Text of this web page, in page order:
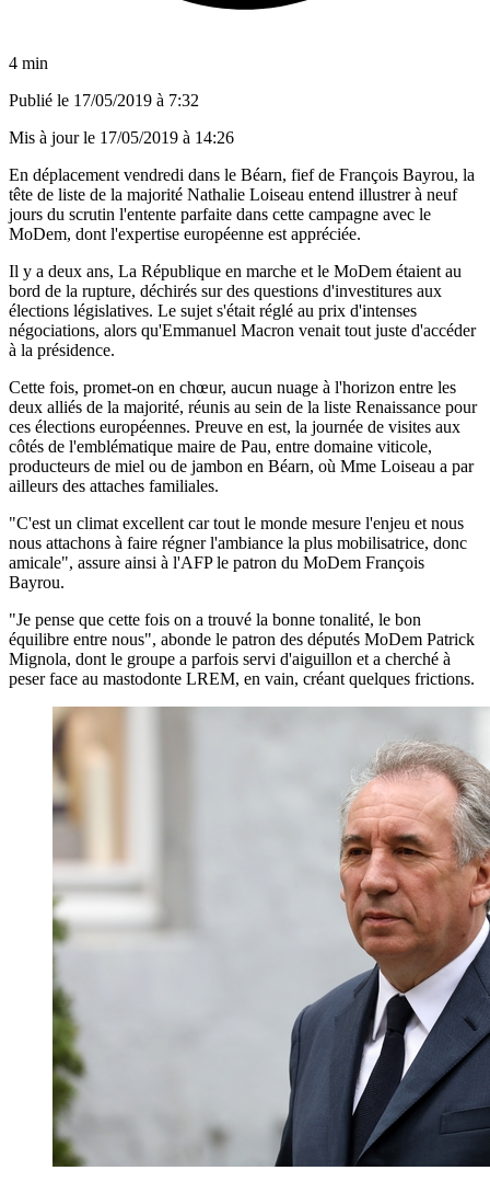
4 min
Publié le 17/05/2019 à 7:32
Mis à jour le 17/05/2019 à 14:26
En déplacement vendredi dans le Béarn, fief de François Bayrou, la
tête de liste de la majorité Nathalie Loiseau entend illustrer à neuf
jours du scrutin l'entente parfaite dans cette campagne avec le
MoDem, dont l'expertise européenne est appréciée.
Il y a deux ans, La République en marche et le MoDem étaient au
bord de la rupture, déchirés sur des questions d'investitures aux
élections législatives. Le sujet s'était réglé au prix d'intenses
négociations, alors qu'Emmanuel Macron venait tout juste d'accéder
à la présidence.
Cette fois, promet-on en chœur, aucun nuage à l'horizon entre les
deux alliés de la majorité, réunis au sein de la liste Renaissance pour
ces élections européennes. Preuve en est, la journée de visites aux
côtés de l'emblématique maire de Pau, entre domaine viticole,
producteurs de miel ou de jambon en Béarn, où Mme Loiseau a par
ailleurs des attaches familiales.
"C'est un climat excellent car tout le monde mesure l'enjeu et nous
nous attachons à faire régner l'ambiance la plus mobilisatrice, donc
amicale", assure ainsi à l'AFP le patron du MoDem François
Bayrou.
"Je pense que cette fois on a trouvé la bonne tonalité, le bon
équilibre entre nous", abonde le patron des députés MoDem Patrick
Mignola, dont le groupe a parfois servi d'aiguillon et a cherché à
peser face au mastodonte LREM, en vain, créant quelques frictions.